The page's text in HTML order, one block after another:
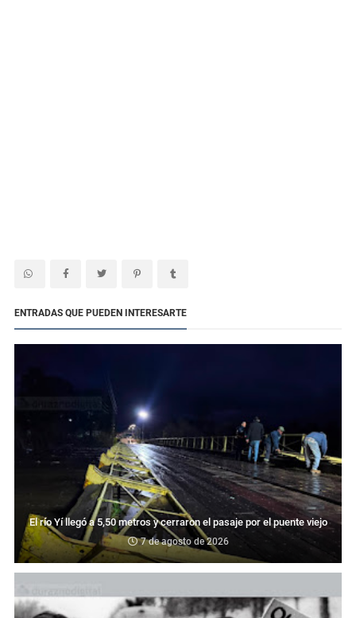
ENTRADAS QUE PUEDEN INTERESARTE
El río Yí llegó a 5,50 metros y cerraron el pasaje por el puente viejo
7 de agosto de 2026